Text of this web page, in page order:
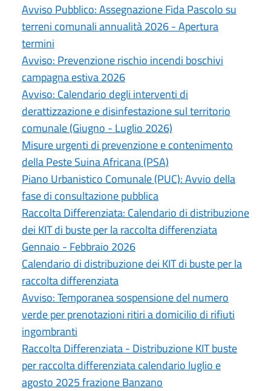
Avviso Pubblico: Assegnazione Fida Pascolo su
terreni comunali annualità 2026 - Apertura
termini
Avviso: Prevenzione rischio incendi boschivi
campagna estiva 2026
Avviso: Calendario degli interventi di
derattizzazione e disinfestazione sul territorio
comunale (Giugno - Luglio 2026)
Misure urgenti di prevenzione e contenimento
della Peste Suina Africana (PSA)
Piano Urbanistico Comunale (PUC): Avvio della
fase di consultazione pubblica
Raccolta Differenziata: Calendario di distribuzione
dei KIT di buste per la raccolta differenziata
Gennaio - Febbraio 2026
Calendario di distribuzione dei KIT di buste per la
raccolta differenziata
Avviso: Temporanea sospensione del numero
verde per prenotazioni ritiri a domicilio di rifiuti
ingombranti
Raccolta Differenziata - Distribuzione KIT buste
per raccolta differenziata calendario luglio e
agosto 2025 frazione Banzano